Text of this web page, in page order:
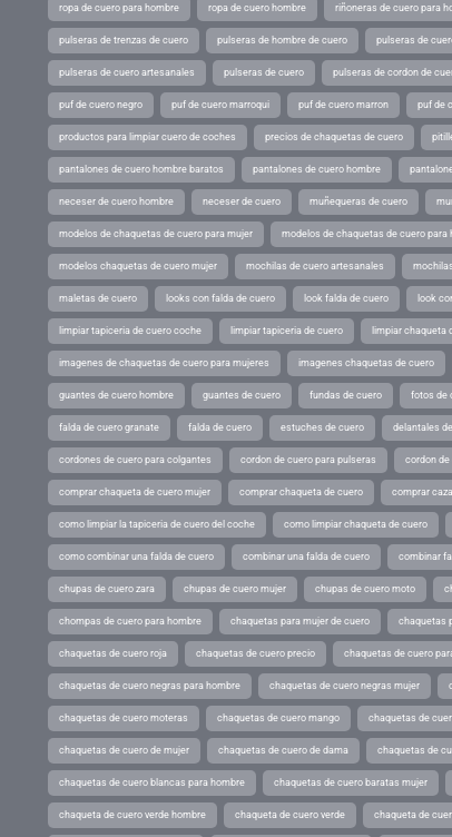
ropa de cuero para hombre ropa de cuero hombre riñoneras de cuero para
pulseras de trenzas de cuero pulseras de hombre de cuero pulseras de
pulseras de cuero artesanales pulseras de cuero pulseras de cordon de
puf de cuero negro puf de cuero marroqui puf de cuero marron puf de
productos para limpiar cuero de coches precios de chaquetas de cuero
pantalones de cuero hombre baratos pantalones de cuero hombre
neceser de cuero hombre neceser de cuero muñequeras de cuero
modelos de chaquetas de cuero para mujer modelos de chaquetas de cuero para
modelos chaquetas de cuero mujer mochilas de cuero artesanales
maletas de cuero looks con falda de cuero look falda de cuero look
limpiar tapiceria de cuero coche limpiar tapiceria de cuero limpiar chaqueta
imagenes de chaquetas de cuero para mujeres imagenes chaquetas de cuero
guantes de cuero hombre guantes de cuero fundas de cuero fotos de
falda de cuero granate falda de cuero estuches de cuero delantales
cordones de cuero para colgantes cordon de cuero para pulseras cordon de
comprar chaqueta de cuero mujer comprar chaqueta de cuero comprar
como limpiar la tapiceria de cuero del coche como limpiar chaqueta de cuero
como combinar una falda de cuero combinar una falda de cuero combinar
chupas de cuero zara chupas de cuero mujer chupas de cuero moto
chompas de cuero para hombre chaquetas para mujer de cuero chaquetas
chaquetas de cuero roja chaquetas de cuero precio chaquetas de cuero
chaquetas de cuero negras para hombre chaquetas de cuero negras mujer
chaquetas de cuero moteras chaquetas de cuero mango chaquetas de
chaquetas de cuero de mujer chaquetas de cuero de dama chaquetas de
chaquetas de cuero blancas para hombre chaquetas de cuero baratas mujer
chaqueta de cuero verde hombre chaqueta de cuero verde chaqueta de